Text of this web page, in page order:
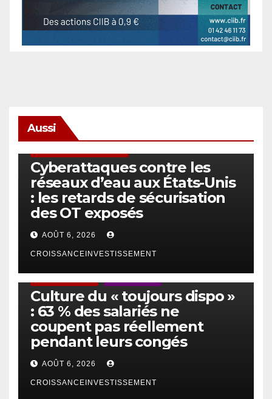
Aussi
Cyberattaques contre les
réseaux d’eau aux États-Unis
: les retards de sécurisation
des OT exposés
AOÛT 6, 2026
CROISSANCEINVESTISSEMENT
Culture du « toujours dispo »
: 63 % des salariés ne
coupent pas réellement
pendant leurs congés
AOÛT 6, 2026
CROISSANCEINVESTISSEMENT